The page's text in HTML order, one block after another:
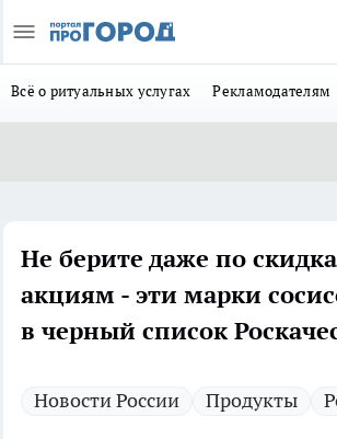
Всё о ритуальных услугах Рекламодателям
Не берите даже по
акциям - эти марки
в черный список
Новости России Продукты